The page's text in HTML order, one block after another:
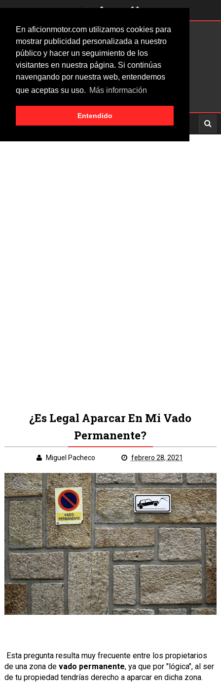
En aficionmotor.com utilizamos cookies para
mostrar publicidad personalizada a nuestro
público y hacer un seguimiento de los
visitantes en nuestra página. Si continúas
navengando por nuestra web, entendemos
que aceptas su uso. Más información
Entendido
¿Es Legal Aparcar En Mi Vado
Permanente?
Miguel Pacheco febrero 28, 2021
Esta pregunta resulta muy frecuente entre los propietarios
de una zona de vado permanente, ya que por "lógica", al ser
de tu propiedad tendrías derecho a aparcar en dicha zona.